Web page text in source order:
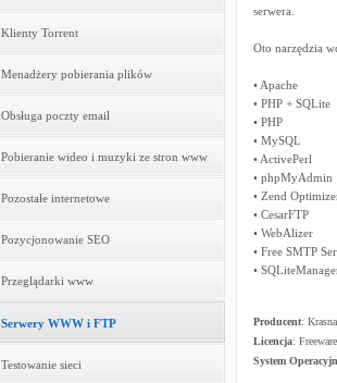
Klienty Torrent
Menadżery pobierania plików
Obsługa poczty email
Pobieranie wideo i muzyki ze stron www
Pozostałe internetowe
Pozycjonowanie SEO
Przeglądarki www
Serwery WWW i FTP
Testowanie sieci
serwera.
Oto narzędzia
• Apache
• PHP + SQLite
• PHP
• MySQL
• ActivePerl
• phpMyAdmin
• Zend
• CesarFTP
• WebAlizer
• Free SMTP
•
Producent:
Licencja:
System